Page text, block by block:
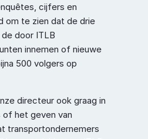
cijfers en
om te zien dat de drie
door ITLB
innemen of nieuwe
500 volgers op
directeur ook graag in
het geven van
transportondernemers